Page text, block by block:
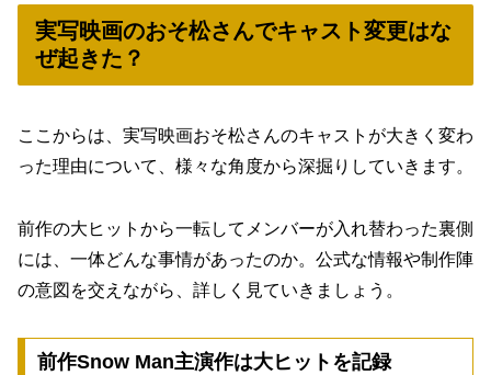
実写映画のおそ松さんでキャスト変更はな
ぜ起きた？
ここからは、実写映画おそ松さんのキャストが大きく変わ
った理由について、様々な角度から深掘りしていきます。
前作の大ヒットから一転してメンバーが入れ替わった裏側
には、一体どんな事情があったのか。公式な情報や制作陣
の意図を交えながら、詳しく見ていきましょう。
前作Snow Man主演作は大ヒットを記録